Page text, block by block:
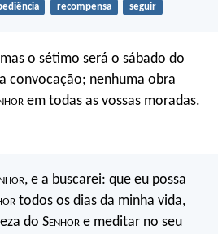
recompensa seguir
o sétimo será o sábado do
convocação; nenhuma obra
em todas as vossas moradas.
, e a buscarei: que eu possa
todos os dias da minha vida,
do Senhor e meditar no seu